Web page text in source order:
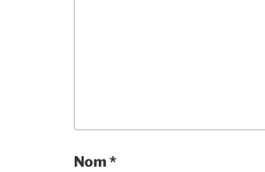
Nom *